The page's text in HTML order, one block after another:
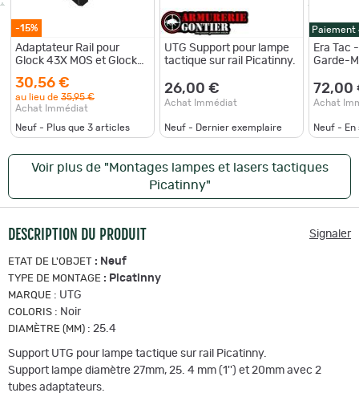
-15%
Adaptateur Rail pour
Glock 43X MOS et Glock
30,56 €
au lieu de 35,95 €
Achat Immédiat
Neuf - Plus que 3 articles
UTG Support pour lampe
tactique sur rail Picatinny.
26,00 €
Achat Immédiat
Neuf - Dernier exemplaire
Paiement
Era Tac
Garde-
72,00
Achat
Neuf - En
Voir plus de "Montages lampes et lasers tactiques
Picatinny"
DESCRIPTION DU PRODUIT Signaler
ETAT DE L'OBJET : Neuf
TYPE DE MONTAGE : Picatinny
MARQUE : UTG
COLORIS : Noir
DIAMÈTRE (MM) : 25.4
Support UTG pour lampe tactique sur rail Picatinny.
Support lampe diamètre 27mm, 25. 4 mm (1'') et 20mm avec 2
tubes adaptateurs.